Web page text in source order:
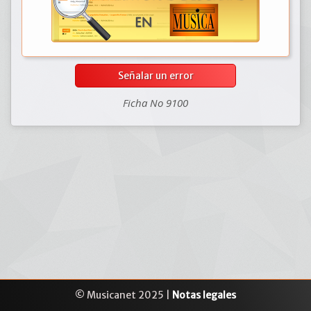
Señalar un error
Ficha No 9100
© Musicanet 2025 | Notas legales